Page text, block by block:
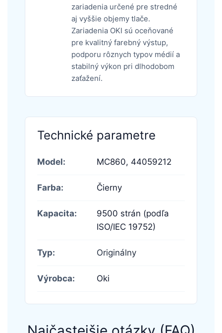
zariadenia určené pre stredné
aj vyššie objemy tlače.
Zariadenia OKI sú oceňované
pre kvalitný farebný výstup,
podporu rôznych typov médií a
stabilný výkon pri dlhodobom
zaťažení.
Technické parametre
Model: MC860, 44059212
Farba: Čierny
Kapacita:
9500 strán (podľa
ISO/IEC 19752)
Typ: Originálny
Výrobca: Oki